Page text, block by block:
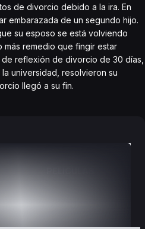
de divorcio debido a la ira. En
embarazada de un segundo hijo.
su esposo se está volviendo
más remedio que fingir estar
reflexión de divorcio de 30 días,
universidad, resolvieron su
llegó a su fin.